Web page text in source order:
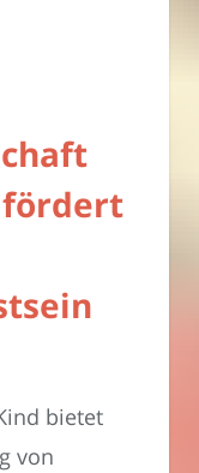
fördert
bietet
von